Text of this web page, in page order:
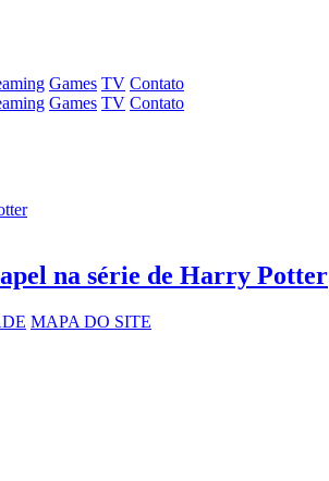
Games TV Contato
Games TV Contato
na série de Harry Potter
MAPA DO SITE